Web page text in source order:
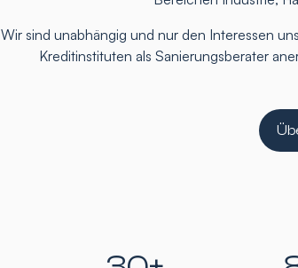
Wir sind unabhängig und nur den Interessen
Kreditinstituten als Sanierungsberater